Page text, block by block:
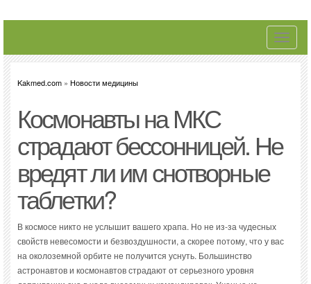
Toggle
Kakmed.com » Новости медицины
Космонавты на МКС
страдают бессонницей. Не
вредят ли им снотворные
таблетки?
В космосе никто не услышит вашего храпа. Но не из-за чудесных
свойств невесомости и безвоздушности, а скорее потому, что у вас
на околоземной орбите не получится уснуть. Большинство
астронавтов и космонавтов страдают от серьезного уровня